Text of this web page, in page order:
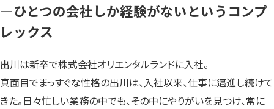
—ひとつの会社しか経験がないというコンプ
レックス
出川は新卒で株式会社オリエンタルランドに入社。
真面目でまっすぐな性格の出川は、入社以来、仕事に邁進し続けて
きた。日々忙しい業務の中でも、その中にやりがいを見つけ、常に